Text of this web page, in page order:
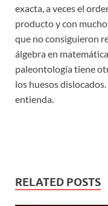
exacta, a veces el
producto y con
que no consiguieron
álgebra en
paleontología tiene
los huesos
entienda.
RELATED POSTS